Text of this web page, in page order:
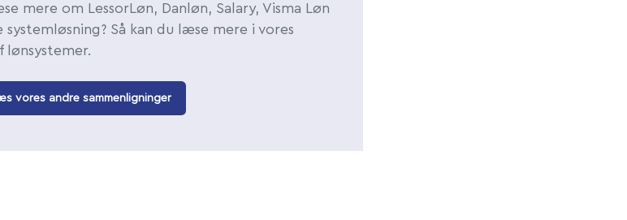
mere om LessorLøn, Danløn, Salary, Visma Løn
Så kan du læse mere i vores
lønsystemer.
vores andre sammenligninger